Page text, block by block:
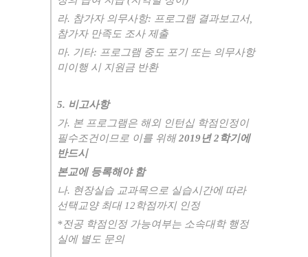
라. 참가자 의무사항: 프로그램 결과보고서,
참가자 만족도 조사 제출
마. 기타: 프로그램 중도 포기 또는 의무사항
미이행 시 지원금 반환
5. 비고사항
가. 본 프로그램은 해외 인턴십 학점인정이
필수조건이므로 이를 위해2019년2 학기에
반드시
본교에 등록해야 함
나. 현장실습 교과목으로 실습시간에 따라
선택교양 최대 12 학점까지 인정
*전공 학점인정 가능여부는 소속대학 행정
실에 별도 문의